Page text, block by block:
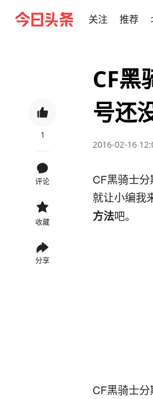
关注 推荐
1
评论
收藏
分享
CF黑
号还
2016-02-16
CF黑骑士
就让小编我
方法吧。
CF黑骑士